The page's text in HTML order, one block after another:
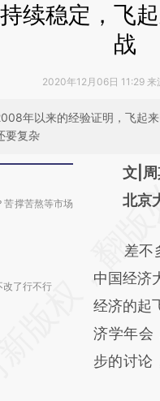
续稳定，飞
战
2020年12月06日 11:29 来
年以来的经验证明，飞起
要复杂
苦撑苦熬等市场
改了行不行
请务必
AI
(https://
而成，可
财新观点
比对和校
文|周
北京大
差不多
中国经济
经济的起
济学年会
步的讨论